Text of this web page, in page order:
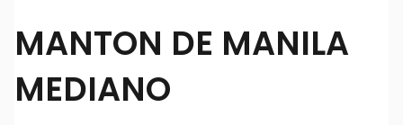
MANTON DE MANILA
MEDIANO